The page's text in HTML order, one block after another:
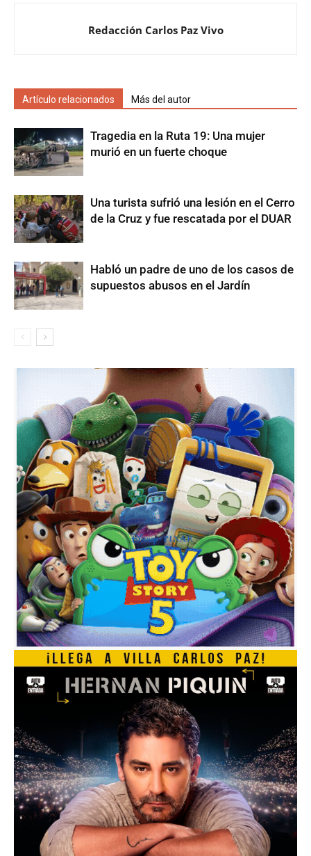
Redacción Carlos Paz Vivo
Artículo relacionados Más del autor
Tragedia en la Ruta 19: Una mujer
murió en un fuerte choque
Una turista sufrió una lesión en el Cerro
de la Cruz y fue rescatada por el DUAR
Habló un padre de uno de los casos de
supuestos abusos en el Jardín